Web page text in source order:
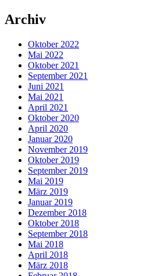
Archiv
Oktober 2022
Mai 2022
Oktober 2021
September 2021
Juni 2021
Mai 2021
April 2021
Oktober 2020
April 2020
Januar 2020
November 2019
Oktober 2019
September 2019
Mai 2019
März 2019
Januar 2019
Dezember 2018
Oktober 2018
September 2018
Mai 2018
April 2018
März 2018